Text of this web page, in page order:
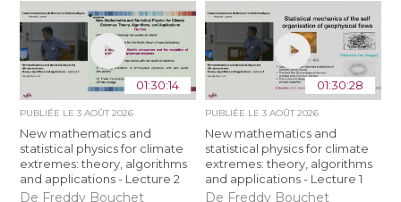
01:30:14
PUBLIÉE LE3 AOÛT 2026
New mathematics and
statistical physics for climate
extremes: theory, algorithms
and applications - Lecture 2
De Freddy Bouchet
01:30:28
PUBLIÉE LE 3 AOÛT 2026
New mathematics and
statistical physics for climate
extremes: theory, algorithms
and applications - Lecture 1
De Freddy Bouchet